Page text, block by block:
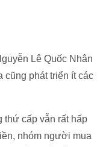
Lê Quốc Nhân
cũng phát triển ít các
thứ cấp vẫn rất hấp
nhóm người mua